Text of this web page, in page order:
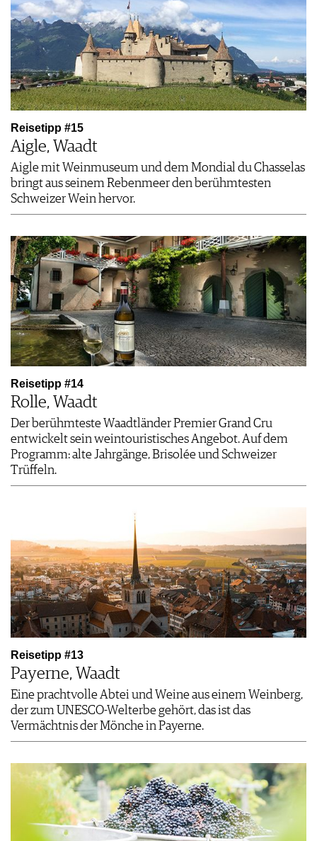
Reisetipp #15
Aigle, Waadt
Aigle mit Weinmuseum und dem Mondial du Chasselas
bringt aus seinem Rebenmeer den berühmtesten
Schweizer Wein hervor.
Reisetipp #14
Rolle, Waadt
Der berühmteste Waadtländer Premier Grand Cru
entwickelt sein weintouristisches Angebot. Auf dem
Programm: alte Jahrgänge, Brisolée und Schweizer
Trüffeln.
Reisetipp #13
Payerne, Waadt
Eine prachtvolle Abtei und Weine aus einem Weinberg,
der zum UNESCO-Welterbe gehört, das ist das
Vermächtnis der Mönche in Payerne.